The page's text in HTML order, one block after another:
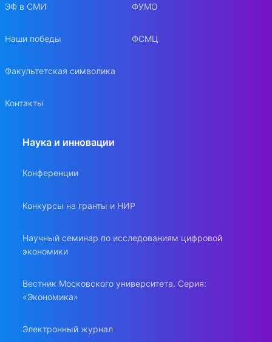
ЭФ в СМИ
Наши победы
Факультетская символика
Контакты
ФУМО
ФСМЦ
Наука и инновации
Конференции
Конкурсы на гранты и НИР
Научный семинар по исследованиям цифровой
экономики
Вестник Московского университета. Серия:
«Экономика»
Электронный журнал